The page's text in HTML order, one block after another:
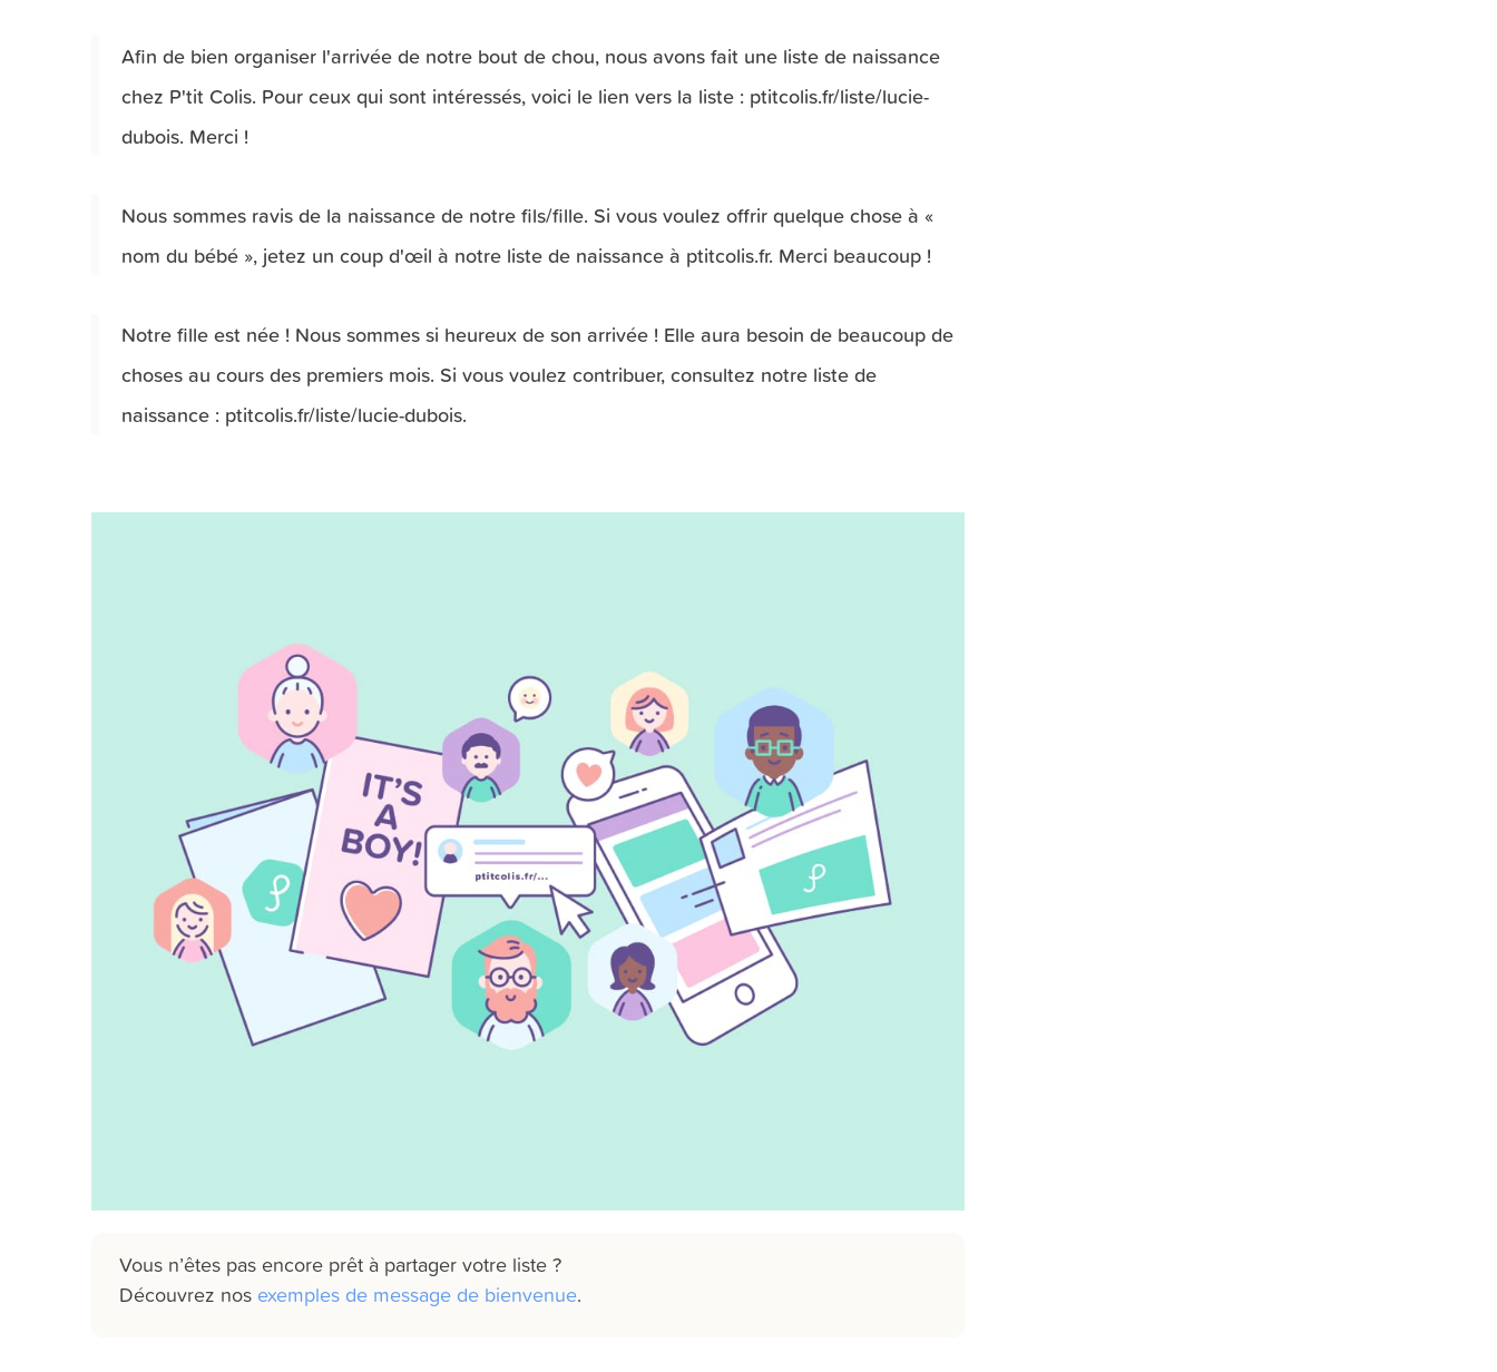
Afin de bien organiser l'arrivée de notre bout de chou, nous avons fait une liste de naissance
chez P'tit Colis. Pour ceux qui sont intéressés, voici le lien vers la liste : ptitcolis.fr/liste/lucie-
dubois. Merci !
Nous sommes ravis de la naissance de notre fils/fille. Si vous voulez offrir quelque chose à «
nom du bébé », jetez un coup d'œil à notre liste de naissance à ptitcolis.fr. Merci beaucoup !
Notre fille est née ! Nous sommes si heureux de son arrivée ! Elle aura besoin de beaucoup de
choses au cours des premiers mois. Si vous voulez contribuer, consultez notre liste de
naissance : ptitcolis.fr/liste/lucie-dubois.
Vous n’êtes pas encore prêt à partager votre liste ?
Découvrez nos exemples de message de bienvenue.